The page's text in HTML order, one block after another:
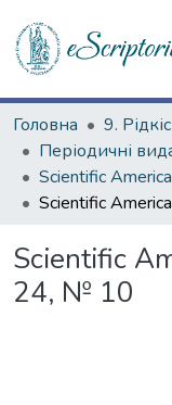
Головна
Scientific
24, № 10